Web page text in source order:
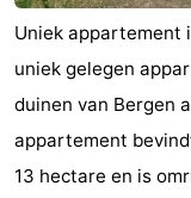
Uniek appartement
uniek gelegen
duinen van Bergen
appartement
13 hectare en is